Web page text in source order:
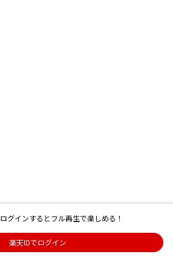
ログインするとフル再生で楽しめる！
楽天IDでログイン